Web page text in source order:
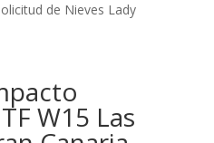
de Nieves Lady
W15 Las